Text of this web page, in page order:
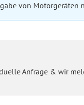
von Motorgeräten
Anfrage & wir